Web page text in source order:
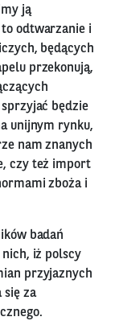
ją
odtwarzanie i
będących
przekonują,
będzie
unijnym rynku,
nam znanych
czy też import
zboża i
badań
iż polscy
przyjaznych
się za